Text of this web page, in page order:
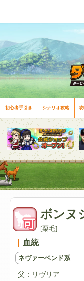
初心者手引き シナリオ攻略
ボンヌ
[栗毛]
血統
ネヴァーベンド系
父： リヴリア